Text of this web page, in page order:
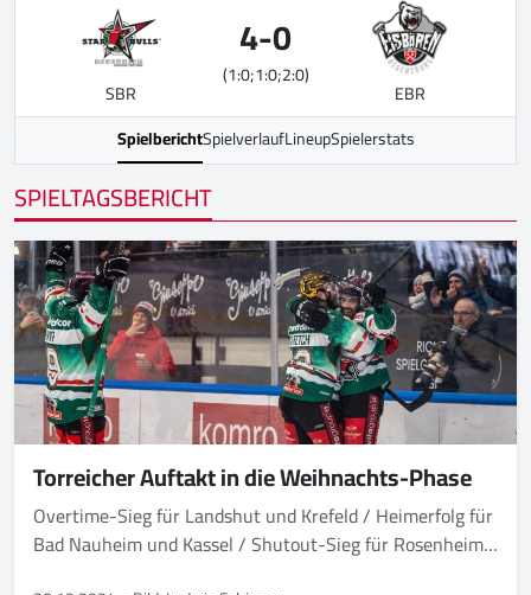
SBR
4-0
(1:0;1:0;2:0)
EBR
SpielberichtSpielverlaufLineupSpielerstats
SPIELTAGSBERICHT
Torreicher Auftakt in die Weihnachts-Phase
Overtime-Sieg für Landshut und Krefeld / Heimerfolg für
Bad Nauheim und Kassel / Shutout-Sieg für Rosenheim /